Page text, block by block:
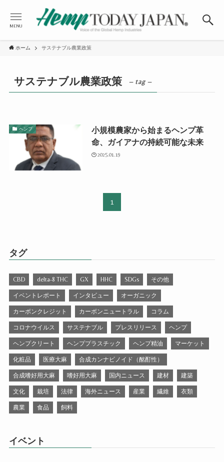
MENU
ホーム サステナブル農業政策
サステナブル農業政策 – tag –
ヘンプ
小規模農家から始まるヘンプ革
命、ガイアナの持続可能な未来
2025.01.19
1
タグ
CBD delta-8 THC GX HHC SDGs その他
イベントレポート インタビュー オーガニック
カーボンクレジット カーボンニュートラル コラム
コロナウイルス サステナブル プレスリリース ヘンプ
ヘンプクリート ヘンププラスチック ヘンプ精油 マーケット
化粧品 医療大麻 合成カンナビノイド（酩酊性）
合成嗜好用大麻 嗜好用大麻 国内ニュース 建材 建築
文化 栽培 法律 海外ニュース 産業 繊維 衣類
農業 食品 飼料
イベント